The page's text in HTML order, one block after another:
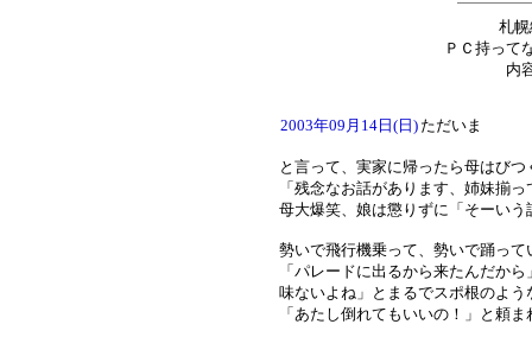
札
ＰＣ持って
内
2003年09月14日(日) ただいま
と言って、実家に帰ったら母はび
「残念なお話があります、姉妹揃
母大爆笑、娘は懲りずに「そーい
勢いで飛行機乗って、勢いで踊っ
「パレードに出るから来たんだか
味ないよね」とまるでスポ根のよう
「あたし倒れてもいいの！」と頼